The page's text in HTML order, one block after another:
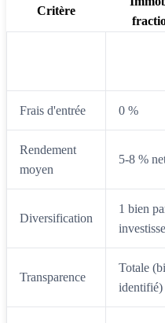
Critère
Frais d'entrée 0 %
Rendement
moyen
5-8 %
Diversification
1 bien
Transparence
Totale
identifié)